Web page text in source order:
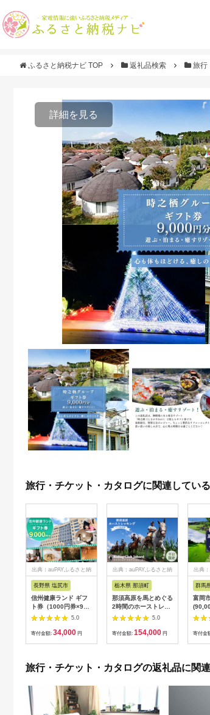
ふるさと納税ナビ TOP 返礼品検索 旅行
詳細を見る
旅行・チケット・カタログに関連してい
出典：auPAYふるさと納
長野県 塩尻市
信州健康ランド ギフ
ト券（1000円券×9
枚） | 信州健康ランド
サウナ 大浴場 ボディ
ケア リラクゼーショ
5.0
寄付金額: 34,000 円
出典：auPAYふるさと納
栃木県 那須町
那須高原を馬とめぐる
2時間のホーストレッ
キング 外乗ペア利用
券【平日限定】チケッ
ト 利用券 ペア 体験
5.0
寄付金額: 154,000 円
出典
群馬
富岡
ルフ
日 祝
群馬
寄付金
旅行・チケット・カタログの返礼品に関